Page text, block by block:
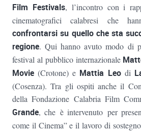
Film Festivals, l’incontro con i
cinematografici calabresi che
confrontarsi su quello che sta
regione. Qui hanno avuto modo di
festival al pubblico internazionale
Movie (Crotone) e Mattia Leodi
(Cosenza). Tra gli ospiti anche il
della Fondazione Calabria Film
Grande, che è intervenuto per
come il Cinema” e il lavoro di